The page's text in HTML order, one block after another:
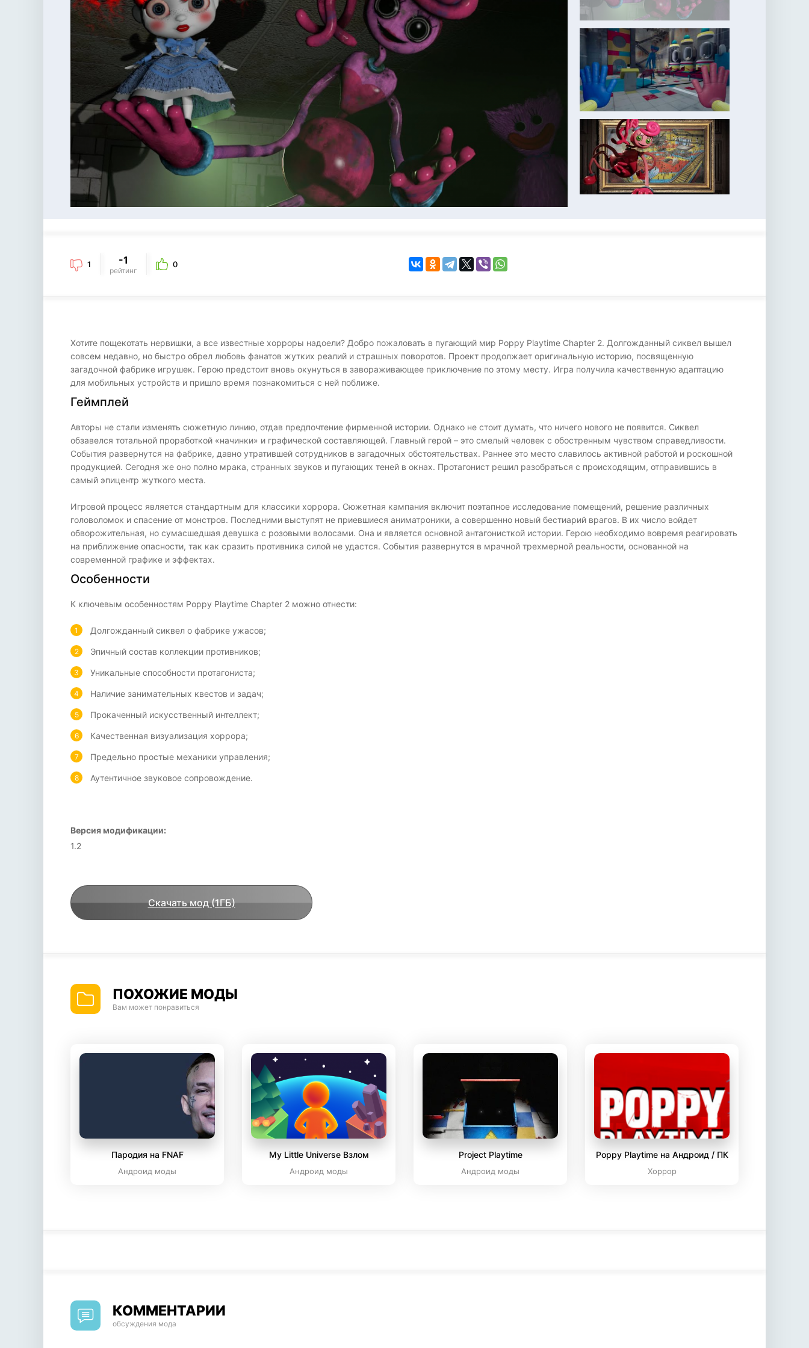
KINGDOM COME:
DELIVERANCE
бродилка
1 -1
рейтинг
0
Хотите пощекотать нервишки, а все известные хорроры надоели? Добро пожаловать в пугающий мир Poppy Playtime Chapter 2. Долгожданный сиквел вышел
совсем недавно, но быстро обрел любовь фанатов жутких реалий и страшных поворотов. Проект продолжает оригинальную историю, посвященную
загадочной фабрике игрушек. Герою предстоит вновь окунуться в завораживающее приключение по этому месту. Игра получила качественную адаптацию
для мобильных устройств и пришло время познакомиться с ней поближе.
Геймплей
Авторы не стали изменять сюжетную линию, отдав предпочтение фирменной истории. Однако не стоит думать, что ничего нового не появится. Сиквел
обзавелся тотальной проработкой «начинки» и графической составляющей. Главный герой – это смелый человек с обостренным чувством справедливости.
События развернутся на фабрике, давно утратившей сотрудников в загадочных обстоятельствах. Раннее это место славилось активной работой и роскошной
продукцией. Сегодня же оно полно мрака, странных звуков и пугающих теней в окнах. Протагонист решил разобраться с происходящим, отправившись в
самый эпицентр жуткого места.
Игровой процесс является стандартным для классики хоррора. Сюжетная кампания включит поэтапное исследование помещений, решение различных
головоломок и спасение от монстров. Последними выступят не приевшиеся аниматроники, а совершенно новый бестиарий врагов. В их число войдет
обворожительная, но сумасшедшая девушка с розовыми волосами. Она и является основной антагонисткой истории. Герою необходимо вовремя реагировать
на приближение опасности, так как сразить противника силой не удастся. События развернутся в мрачной трехмерной реальности, основанной на
современной графике и эффектах.
Особенности
К ключевым особенностям Poppy Playtime Chapter 2 можно отнести:
Долгожданный сиквел о фабрике ужасов;
Эпичный состав коллекции противников;
Уникальные способности протагониста;
Наличие занимательных квестов и задач;
Прокаченный искусственный интеллект;
Качественная визуализация хоррора;
Предельно простые механики управления;
Аутентичное звуковое сопровождение.
Версия модификации:
1.2
Скачать мод (1ГБ)
ПОХОЖИЕ МОДЫ
Вам может понравиться
Пародия на FNAF
Андроид моды
My Little Universe Взлом
Андроид моды
Project Playtime
Андроид моды
Poppy Playtime на Андроид / ПК
Хоррор
КОММЕНТАРИИ
обсуждения мода